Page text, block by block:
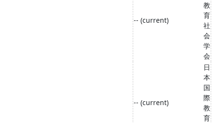
-- (current)
教
育
社
会
学
会
-- (current)
日
本
国
際
教
育